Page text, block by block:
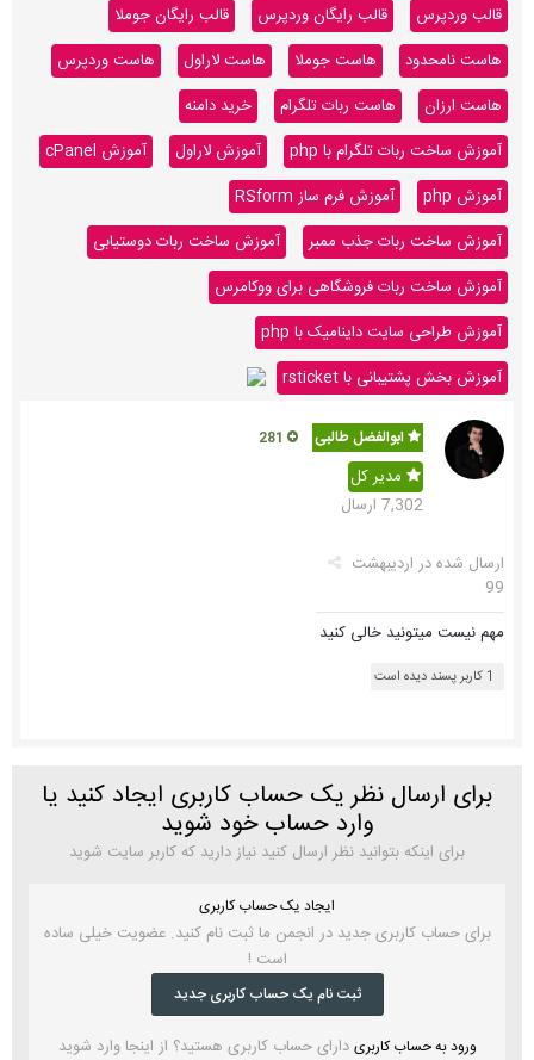
قالب وردپرس
قالب رایگان وردپرس
قالب رایگان جوملا
هاست نامحدود
هاست جوملا هاست لاراول
هاست وردپرس
هاست ارزان
هاست ربات تلگرام
خرید دامنه
آموزش ساخت ربات تلگرام با php
آموزش لاراول
آموزش cPanel
آموزش php
آموزش فرم ساز RSform
آموزش ساخت ربات جذب ممبر
آموزش ساخت ربات دوستیابی
آموزش ساخت ربات فروشگاهی برای ووکامرس
آموزش طراحی سایت داینامیک با php
آموزش بخش پشتیبانی با rsticket
ابوالفضل طالبی
مدیر کل
7,302 ارسال
ارسال شده در اردیبهشت
99
مهم نیست میتونید خالی کنید
1 کاربر پسند دیده است
برای ارسال نظر یک حساب کاربری ایجاد کنید یا
وارد حساب خود شوید
برای اینکه بتوانید نظر ارسال کنید نیاز دارید که کاربر سایت شوید
ایجاد یک حساب کاربری
برای حساب کاربری جدید در انجمن ما ثبت نام کنید. عضویت خیلی ساده
است !
ثبت نام یک حساب کاربری جدید
ورود به حساب کاربری دارای حساب کاربری هستید؟ از اینجا وارد شوید